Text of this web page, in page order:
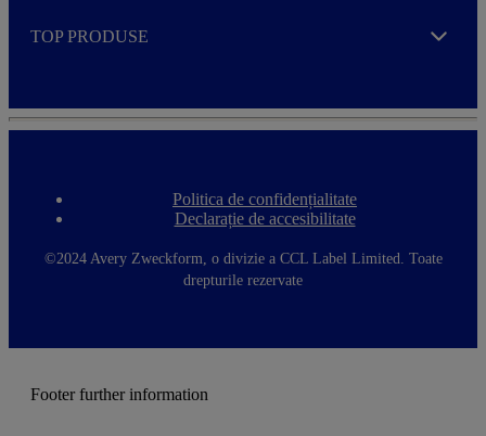
TOP PRODUSE Expand
F
o
t
e
Politica de confidențialitate
Declarație de accesibilitate
©2024 Avery Zweckform, o divizie a CCL Label Limited. Toate
drepturile rezervate
Footer further information